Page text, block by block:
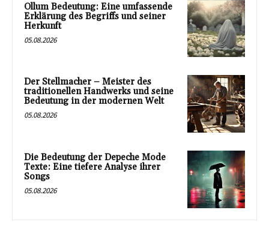
Ollum Bedeutung: Eine umfassende
Erklärung des Begriffs und seiner
Herkunft
05.08.2026
Der Stellmacher – Meister des
traditionellen Handwerks und seine
Bedeutung in der modernen Welt
05.08.2026
Die Bedeutung der Depeche Mode
Texte: Eine tiefere Analyse ihrer
Songs
05.08.2026